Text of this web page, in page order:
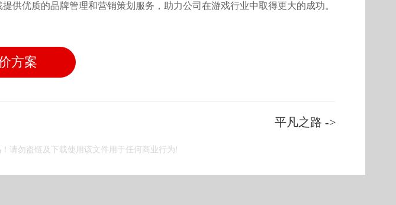
供优质的品牌管理和营销策划服务，助力公司在游戏行业中取得更大的成功。
方案
平凡之路 ->
请勿盗链及下载使用该文件用于任何商业行为!